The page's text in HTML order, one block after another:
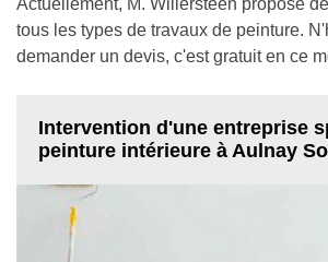
tous les types de travaux de peinture.
demander un devis, c'est gratuit en ce
Intervention d'une entreprise
peinture intérieure à Aulnay